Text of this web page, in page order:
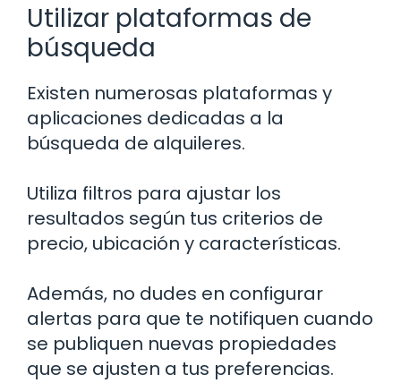
Utilizar plataformas de
búsqueda
Existen numerosas plataformas y
aplicaciones dedicadas a la
búsqueda de alquileres.
Utiliza filtros para ajustar los
resultados según tus criterios de
precio, ubicación y características.
Además, no dudes en configurar
alertas para que te notifiquen cuando
se publiquen nuevas propiedades
que se ajusten a tus preferencias.